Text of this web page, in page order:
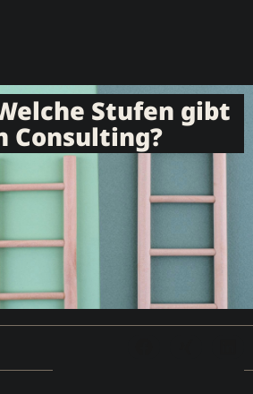
Stufen gibt
Consulting?